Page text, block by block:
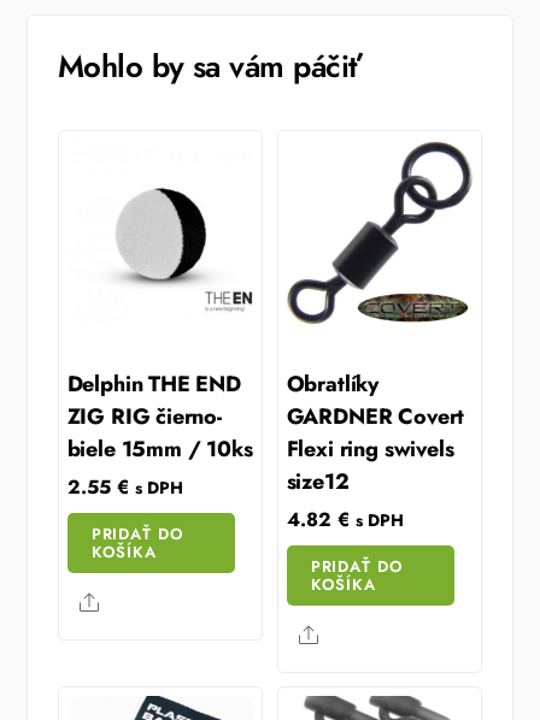
Mohlo by sa vám páčiť
Delphin THE END
ZIG RIG čierno-
biele 15mm / 10ks
2.55 € s DPH
PRIDAŤ DO
KOŠÍKA
Share
Obratlíky
GARDNER Covert
Flexi ring swivels
size12
4.82 € s DPH
PRIDAŤ DO
KOŠÍKA
Share